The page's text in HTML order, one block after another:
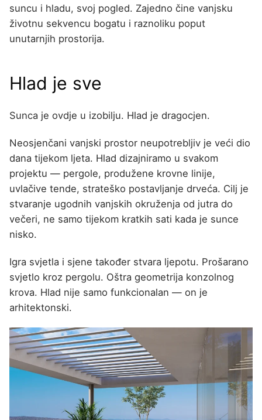
suncu i hladu, svoj pogled. Zajedno čine vanjsku
životnu sekvencu bogatu i raznoliku poput
unutarnjih prostorija.
Hlad je sve
Sunca je ovdje u izobilju. Hlad je dragocjen.
Neosjenčani vanjski prostor neupotrebljiv je veći dio
dana tijekom ljeta. Hlad dizajniramo u svakom
projektu — pergole, produžene krovne linije,
uvlačive tende, strateško postavljanje drveća. Cilj je
stvaranje ugodnih vanjskih okruženja od jutra do
večeri, ne samo tijekom kratkih sati kada je sunce
nisko.
Igra svjetla i sjene također stvara ljepotu. Prošarano
svjetlo kroz pergolu. Oštra geometrija konzolnog
krova. Hlad nije samo funkcionalan — on je
arhitektonski.